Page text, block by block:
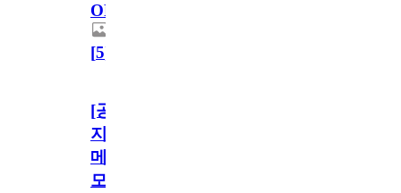
OPEN!
[5]
[공
지]
메
모